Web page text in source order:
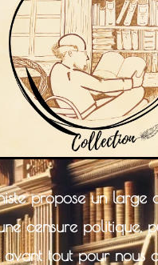
propose un large
censure politique,
tout pour nous